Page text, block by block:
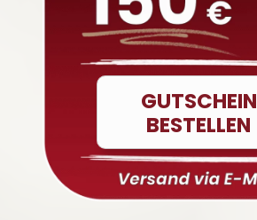
GUTSCHEIN
BESTELLEN